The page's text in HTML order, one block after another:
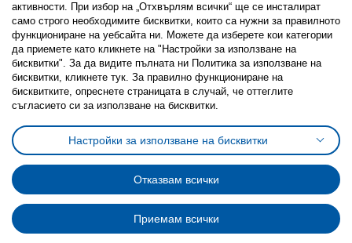
FacebookTwitterYoutubePinterestInstagram
Политика за използване на бисквитки (Cookies)
Избор на настройки за използване на бисквитки
Условия за ползване на ikea.bgОбща политика за личните данни
Политика за защита на личните данни на ikea.bg
Общи условия на програма IKEA Family
Политика за защита на лични данни на програма IKEA Family
© Inter-IKEA Systems B.V. 1999 - 2025
активности. При избор на „Отхвърлям всички“ ще се инсталират
само строго необходимитe бисквитки, които са нужни за правилното
функциониране на уебсайта ни. Можете да изберете кои категории
да приемете като кликнете на "Настройки за използване на
бисквитки". За да видите пълната ни Политика за използване на
бисквитки, кликнете тук. За правилно функциониране на
бисквитките, опреснете страницата в случай, че оттеглите
съгласието си за използване на бисквитки.
Настройки за използване на бисквитки
Отказвам всички
Приемам всички